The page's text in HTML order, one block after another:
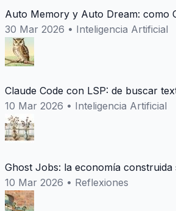
Auto Memory y Auto Dream: como
30 Mar 2026 • Inteligencia Artificial
Claude Code con LSP: de buscar
10 Mar 2026 • Inteligencia Artificial
Ghost Jobs: la economía
10 Mar 2026 • Reflexiones